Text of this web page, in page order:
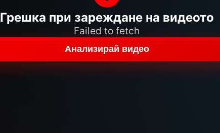
Грешка при зареждане на видеото
Failed to fetch
Анализирай видео